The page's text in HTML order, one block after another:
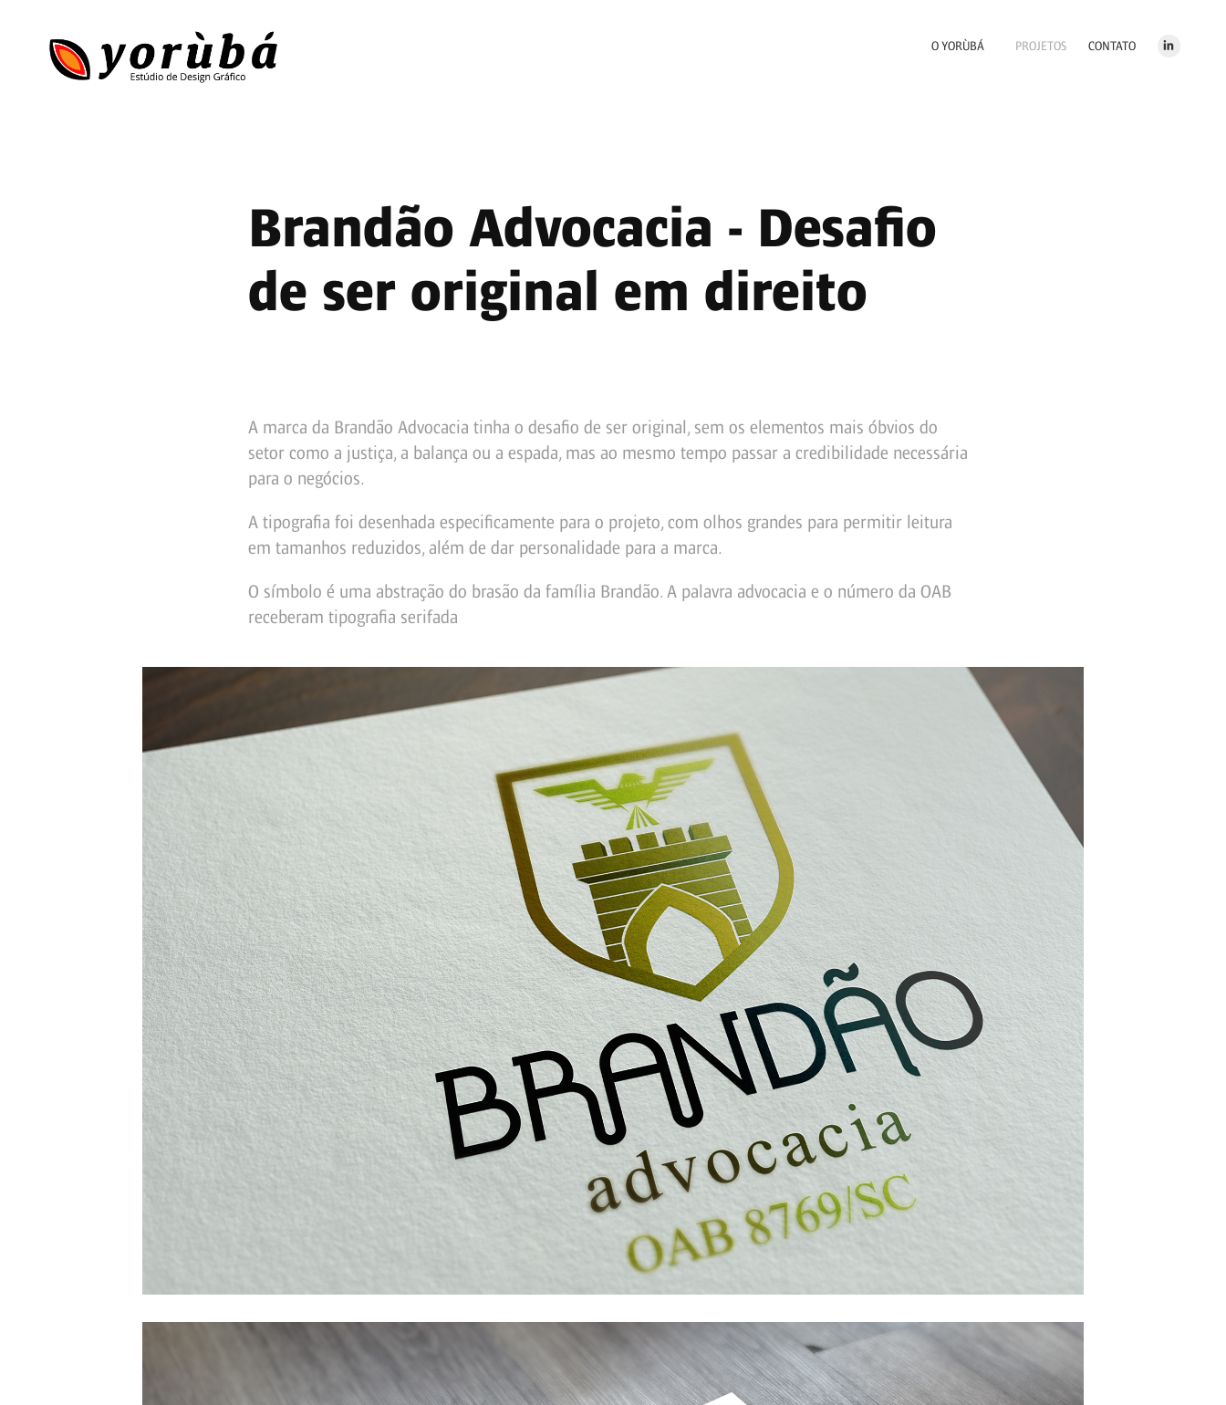
O YORÙBÁ PROJETOS CONTATO
Brandão Advocacia - Desafio
de ser original em direito
A marca da Brandão Advocacia tinha o desafio de ser original, sem os elementos mais óbvios do
setor como a justiça, a balança ou a espada, mas ao mesmo tempo passar a credibilidade necessária
para o negócios.
A tipografia foi desenhada especificamente para o projeto, com olhos grandes para permitir leitura
em tamanhos reduzidos, além de dar personalidade para a marca.
O símbolo é uma abstração do brasão da família Brandão. A palavra advocacia e o número da OAB
receberam tipografia serifada